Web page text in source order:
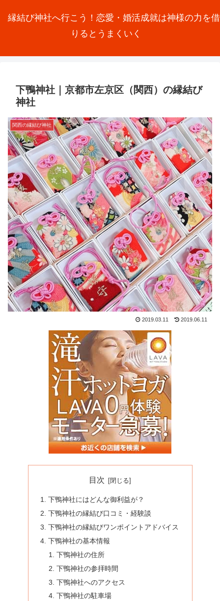
縁結び神社へ行こう！恋愛・婚活成就は神様の力を借
りるとうまくいく
下鴨神社｜京都市左京区（関西）の縁結び
神社
関西の縁結び神社
2019.03.11 2019.06.11
目次
下鴨神社にはどんな御利益が？
下鴨神社の縁結び口コミ・経験談
下鴨神社の縁結びワンポイントアドバイス
下鴨神社の基本情報
下鴨神社の住所
下鴨神社の参拝時間
下鴨神社へのアクセス
下鴨神社の駐車場